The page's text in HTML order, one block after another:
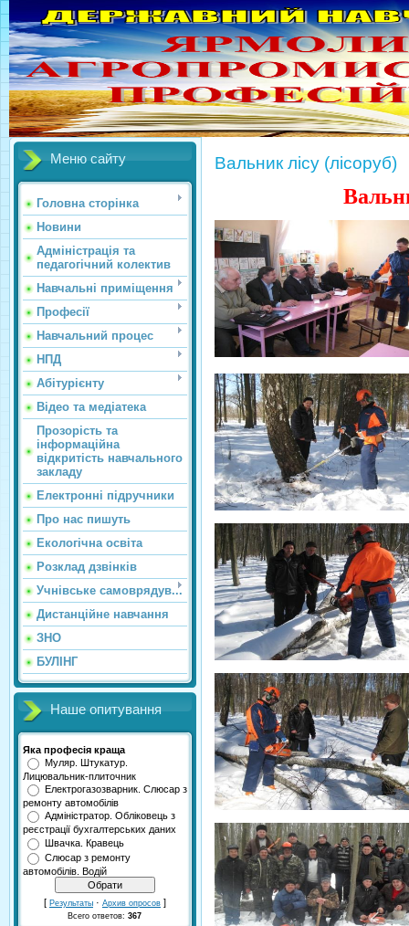
Меню сайту
Головна сторінка
Новини
Адміністрація та
педагогічний колектив
Навчальні приміщення
Професії
Навчальний процес
НПД
Абітурієнту
Відео та медіатека
Прозорість та
інформаційна
відкритість навчального
закладу
Електронні підручники
Про нас пишуть
Екологічна освіта
Розклад дзвінків
Учнівське самоврядув...
Дистанційне навчання
ЗНО
БУЛІНГ
Наше опитування
Яка професія краща
Муляр. Штукатур.
Лицювальник-плиточник
Електрогазозварник. Слюсар з
ремонту автомобілів
Адміністратор. Обліковець з
реєстрації бухгалтерських даних
Швачка. Кравець
Слюсар з ремонту
автомобілів. Водій
[ Результаты · Архив опросов ]
Всего ответов:367
Вальник лісу (лісоруб)